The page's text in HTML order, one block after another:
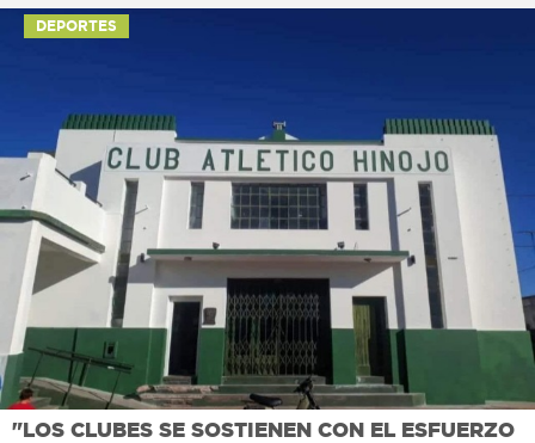
DEPORTES
"LOS CLUBES SE SOSTIENEN CON EL ESFUERZO